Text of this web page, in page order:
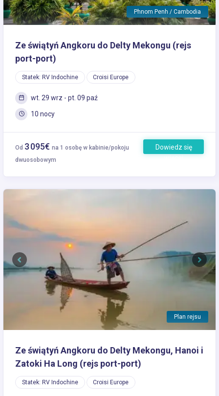
Phnom Penh / Cambodia
Ze świątyń Angkoru do Delty Mekongu (rejs
port-port)
Statek: RV Indochine Croisi Europe
wt. 29 wrz - pt. 09 paź
10 nocy
Od 3 095€ na 1 osobę w kabinie/pokoju
dwuosobowym
Dowiedz się
więcej
Plan rejsu
Previous Next
Ze świątyń Angkoru do Delty Mekongu, Hanoi i
Zatoki Ha Long (rejs port-port)
Statek: RV Indochine Croisi Europe